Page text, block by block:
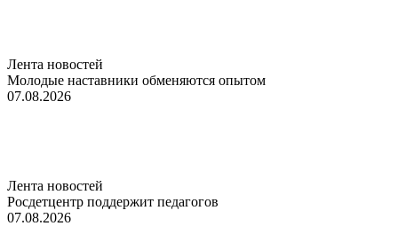
Лента новостей
Молодые наставники обменяются опытом
07.08.2026
Лента новостей
Росдетцентр поддержит педагогов
07.08.2026